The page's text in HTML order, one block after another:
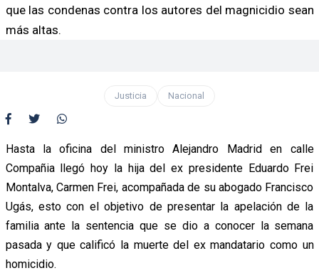
que las condenas contra los autores del magnicidio sean
más altas.
Justicia Nacional
Hasta la oficina del ministro Alejandro Madrid en calle
Compañia llegó hoy la hija del ex presidente Eduardo Frei
Montalva, Carmen Frei, acompañada de su abogado Francisco
Ugás, esto con el objetivo de presentar la apelación de la
familia ante la sentencia que se dio a conocer la semana
pasada y que calificó la muerte del ex mandatario como un
homicidio.